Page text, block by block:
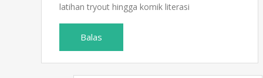
latihan tryout hingga komik literasi
Balas